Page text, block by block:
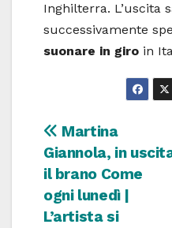
Inghilterra. L’uscita
successivamente
suonare in giro in
articoli
Martina
Giannola, in
il brano Come
ogni lunedì |
L’artista si